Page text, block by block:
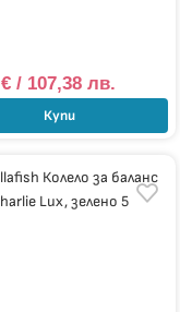
€/ 107,38 лв.
Купи